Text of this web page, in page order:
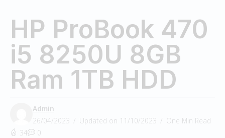
HP ProBook 470
i5 8250U 8GB
Ram 1TB HDD
Admin
26/04/2023
Updated on 11/10/2023
One Min Read
34
0